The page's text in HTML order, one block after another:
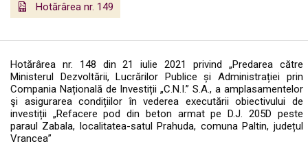
Hotărârea nr. 149
Hotărârea nr. 148 din 21 iulie 2021 privind „Predarea către
Ministerul Dezvoltării, Lucrărilor Publice și Administrației prin
Compania Națională de Investiții „C.N.I.” S.A., a amplasamentelor
şi asigurarea condițiilor în vederea executării obiectivului de
investiții „Refacere pod din beton armat pe D.J. 205D peste
paraul Zabala, localitatea-satul Prahuda, comuna Paltin, județul
Vrancea”